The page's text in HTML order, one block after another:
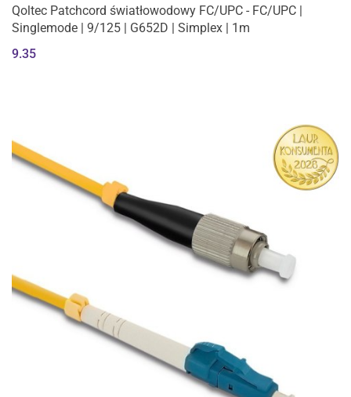
Qoltec Patchcord światłowodowy FC/UPC - FC/UPC |
Singlemode | 9/125 | G652D | Simplex | 1m
9.35